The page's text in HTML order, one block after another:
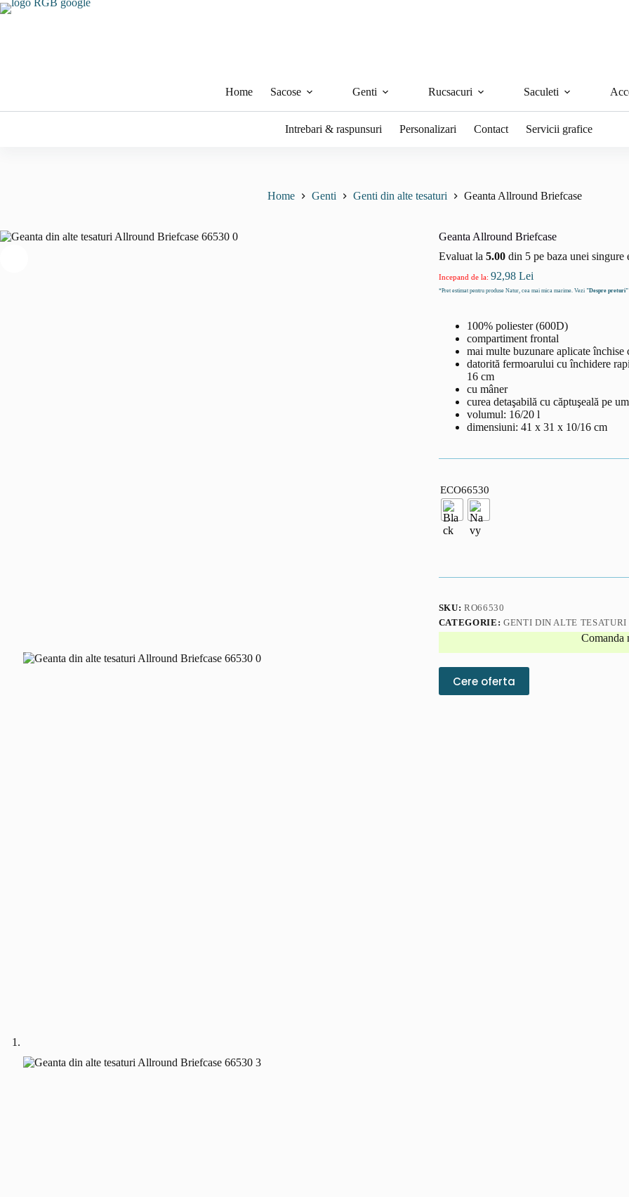
Sari
la
Home Sacose Genti Rucsacuri Saculeti
Intrebari & raspunsuri Personalizari Contact Servicii grafice
Home Genti Genti din alte tesaturi Geanta Allround Briefcase
Geanta Allround Briefcase
Evaluat la 5.00din 5 pe baza unei singure
Incepand de la: 92,98 Lei
*Pret estimat pentru produse Natur, cea mai mica marime. Vezi "Despre preturi"
100% poliester (600D)
compartiment frontal
mai multe buzunare aplicate închise
datorită fermoarului cu închidere
16 cm
cu mâner
curea detaşabilă cu căptuşeală pe
volumul: 16/20 l
dimensiuni: 41 x 31 x 10/16 cm
ECO66530
SKU:RO66530
CATEGORIE: GENTI DIN ALTE TESATURI
Cere oferta